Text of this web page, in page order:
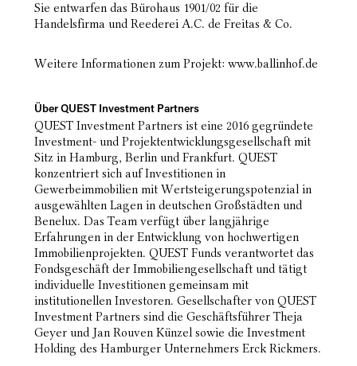
Sie entwarfen das Bürohaus 1901/02 für die
Handelsfirma und Reederei A.C. de Freitas & Co.
Weitere Informationen zum Projekt: www.ballinhof.de
Über QUEST Investment Partners
QUEST Investment Partners ist eine 2016 gegründete
Investment- und Projektentwicklungsgesellschaft mit
Sitz in Hamburg, Berlin und Frankfurt. QUEST
konzentriert sich auf Investitionen in
Gewerbeimmobilien mit Wertsteigerungspotenzial in
ausgewählten Lagen in deutschen Großstädten und
Benelux. Das Team verfügt über langjährige
Erfahrungen in der Entwicklung von hochwertigen
Immobilienprojekten. QUEST Funds verantwortet das
Fondsgeschäft der Immobiliengesellschaft und tätigt
individuelle Investitionen gemeinsam mit
institutionellen Investoren. Gesellschafter von QUEST
Investment Partners sind die Geschäftsführer Theja
Geyer und Jan Rouven Künzel sowie die Investment
Holding des Hamburger Unternehmers Erck Rickmers.